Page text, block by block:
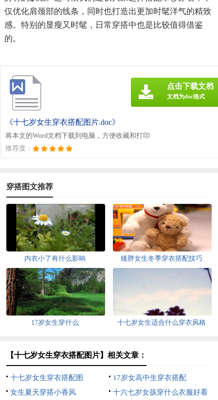
仅优化肩颈部的线条，同时也打造出更加时髦洋气的精致
感。特别的显瘦又时髦，日常穿搭中也是比较值得借鉴
的。
《十七岁女生穿衣搭配图片.doc》
将本文的Word文档下载到电脑，方便收藏和打印
推荐度：
点击下载文档
文档为doc格式
穿搭图文推荐
内衣小了有什么影响 矮胖女生冬季穿衣搭配技巧
17岁女生穿什么 十七岁女生适合什么穿衣风格
【十七岁女生穿衣搭配图片】相关文章：
十七岁女生穿衣搭配图
17岁女高中生穿衣搭配
女生夏天穿搭小香风
十六七岁女孩穿什么衣服好看